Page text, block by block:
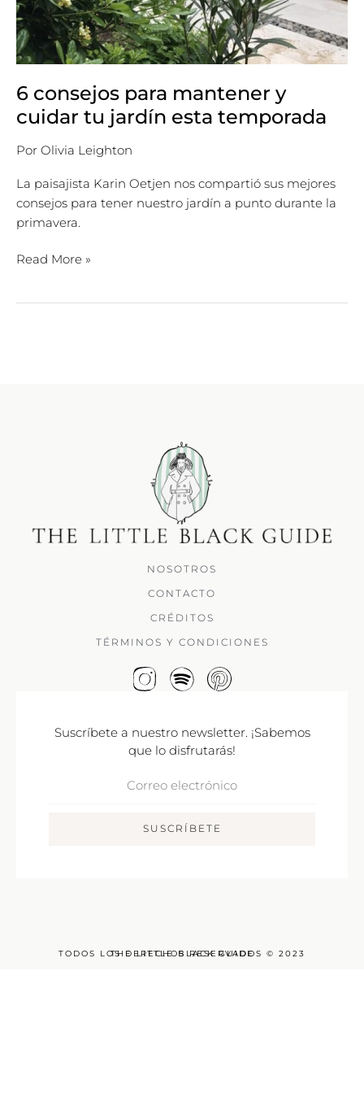
6 consejos para mantener y
cuidar tu jardín esta temporada
Por Olivia Leighton
La paisajista Karin Oetjen nos compartió sus mejores
consejos para tener nuestro jardín a punto durante la
primavera.
Read More »
NOSOTROS
CONTACTO
CRÉDITOS
TÉRMINOS Y CONDICIONES
Suscríbete a nuestro newsletter. ¡Sabemos
que lo disfrutarás!
SUSCRÍBETE
TODOS LOS DERECHOS RESERVADOS © 2023
THE LITTLE BLACK GUIDE